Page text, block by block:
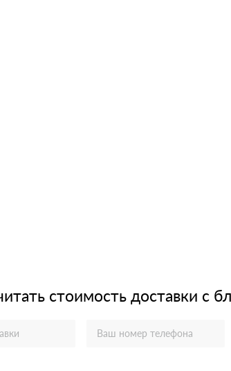
стоимость доставки с